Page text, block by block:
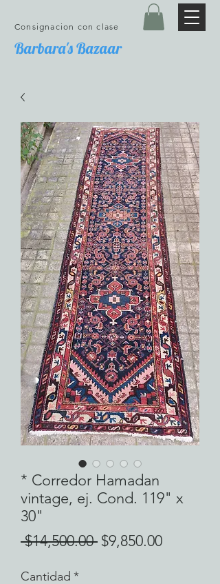
Barbara's Bazaar
Consignacion con clase
* Corredor Hamadan
vintage, ej. Cond. 119" x
30"
$14,500.00 Precio
$9,850.00Precio
Cantidad *